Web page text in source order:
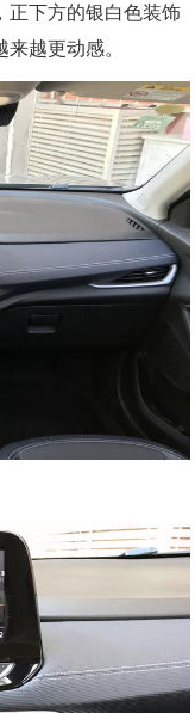
正下方的银白色装饰
越更动感。